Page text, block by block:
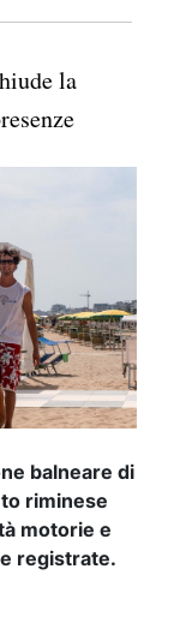
la
balneare di
riminese
motorie e
registrate.